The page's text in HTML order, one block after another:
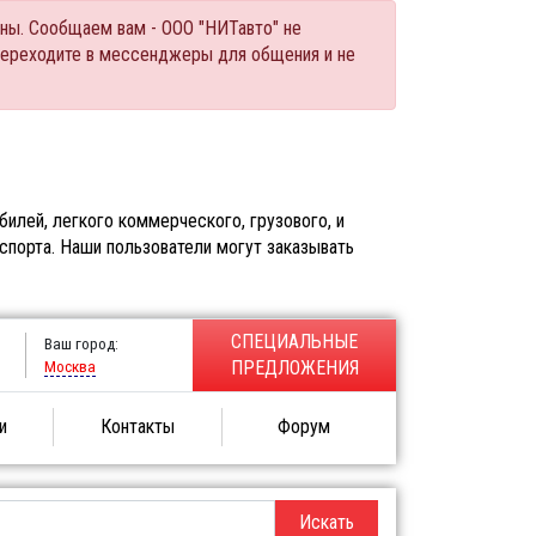
Сообщаем вам - ООО "НИТавто" не
в мессенджеры для общения и не
легкого коммерческого, грузового, и
Наши пользователи могут заказывать
Ваш город:
Москва
СПЕЦИАЛЬНЫЕ
ПРЕДЛОЖЕНИЯ
Контакты Форум
Искать